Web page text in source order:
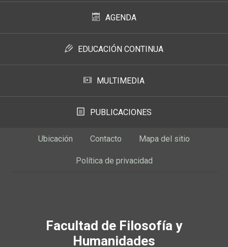
AGENDA
EDUCACIÓN CONTINUA
MULTIMEDIA
PUBLICACIONES
Ubicación Contacto Mapa del sitio
Política de privacidad
Facultad de Filosofía y
Humanidades